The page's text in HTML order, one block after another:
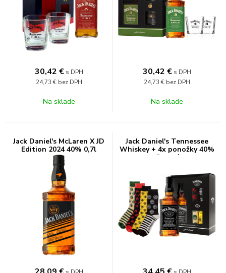
30,42 € s DPH
24,73 € bez DPH
Na sklade
30,42 € s DPH
24,73 € bez DPH
Na sklade
Jack Daniel's McLaren X JD
Edition 2024 40% 0,7l
Jack Daniel's Tennessee
Whiskey + 4x ponožky 40%
0,7l (darčekové balenie